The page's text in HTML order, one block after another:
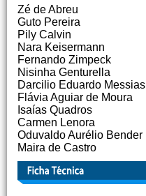
Zé de Abreu
Guto Pereira
Pily Calvin
Nara Keisermann
Fernando Zimpeck
Nisinha Genturella
Darcilio Eduardo Messias
Flávia Aguiar de Moura
Isaías Quadros
Carmen Lenora
Oduvaldo Aurélio Bender
Maira de Castro